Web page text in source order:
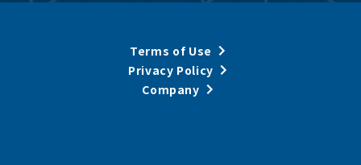
Terms of Use
Privacy Policy
Company